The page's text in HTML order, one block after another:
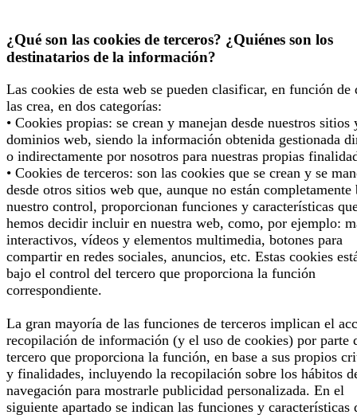
¿Qué son las cookies de terceros? ¿Quiénes son los
destinatarios de la información?
Las cookies de esta web se pueden clasificar, en función de
las crea, en dos categorías:
• Cookies propias: se crean y manejan desde nuestros sitios
dominios web, siendo la información obtenida gestionada
o indirectamente por nosotros para nuestras propias
• Cookies de terceros: son las cookies que se crean y se
desde otros sitios web que, aunque no están completamente
nuestro control, proporcionan funciones y características
hemos decidir incluir en nuestra web, como, por ejemplo:
interactivos, vídeos y elementos multimedia, botones para
compartir en redes sociales, anuncios, etc. Estas cookies
bajo el control del tercero que proporciona la función
correspondiente.
La gran mayoría de las funciones de terceros implican el
recopilación de información (y el uso de cookies) por parte
tercero que proporciona la función, en base a sus propios
y finalidades, incluyendo la recopilación sobre los hábitos
navegación para mostrarle publicidad personalizada. En el
siguiente apartado se indican las funciones y características